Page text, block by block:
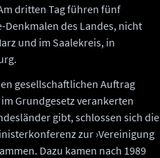
dritten Tag führen fünf
Denkmalen des Landes, nicht
und im Saalekreis, in
gesellschaftlichen Auftrag
Grundgesetz verankerten
gibt, schlossen sich die
zur ›Vereinigung
Dazu kamen nach 1989